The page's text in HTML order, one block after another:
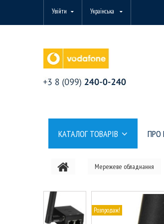
Увійти Українська
КАТАЛОГ ТОВАРІВ ПРО
Мережеве обладнання
Розпродаж!